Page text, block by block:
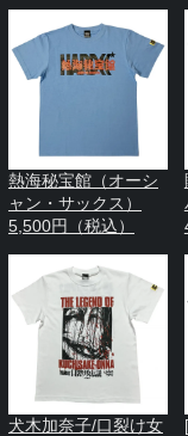
熱海秘宝館（オーシ
ャン・サックス）
5,500円（税込）
犬木加奈子/口裂け女